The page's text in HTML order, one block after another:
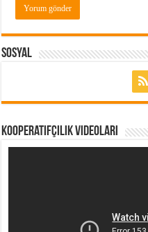
Sosyal
Kooperatifçilik Videoları